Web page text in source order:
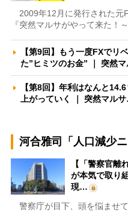
2009年12月に発行された元
『突然マルサがやって来た！
【第9回】もう一度FXで
た”ヒミツのお金” ｜ 突然
【第8回】年利はなんと
上がっていく ｜ 突然マル
河合雅司「人口減少ニ
【「警察官離
が本気で取り
現…
警察庁が目下、頭を悩ませ